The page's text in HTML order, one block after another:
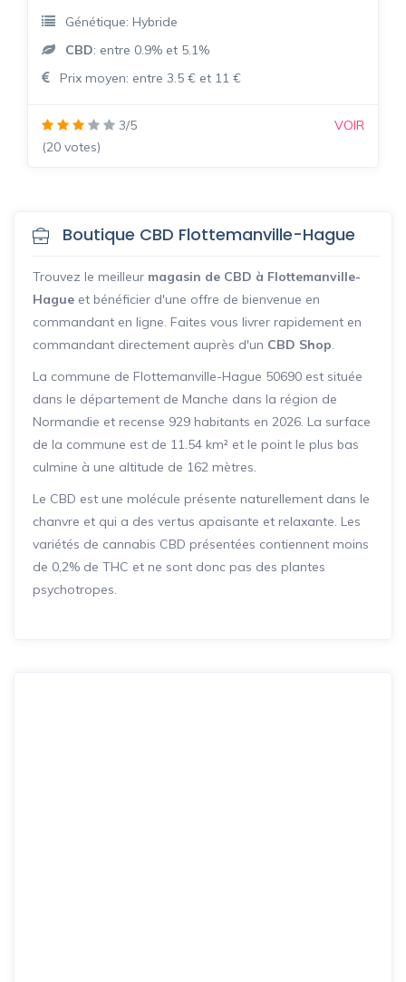
Boutique CBD Flottemanville-Hague
Trouvez le meilleur magasin de CBD à Flottemanville-
Hague et bénéficier d'une offre de bienvenue en
commandant en ligne. Faites vous livrer rapidement en
commandant directement auprès d'un CBD Shop
La commune de Flottemanville-Hague 50690 est située
dans le département de Manche dans la région de
Normandie et recense 929 habitants en 2026. La surface
de la commune est de 11.54 km² et le point le plus bas
culmine à une altitude de 162 mètres.
Le CBD est une molécule présente naturellement dans le
chanvre et qui a des vertus apaisante et relaxante. Les
variétés de cannabis CBD présentées contiennent moins
de 0,2% de THC et ne sont donc pas des plantes
psychotropes.
Génétique: Hybride
CBD: entre 0.9% et 5.1%
Prix moyen: entre 3.5 € et 11 €
3/5
(20 votes)
VOIR